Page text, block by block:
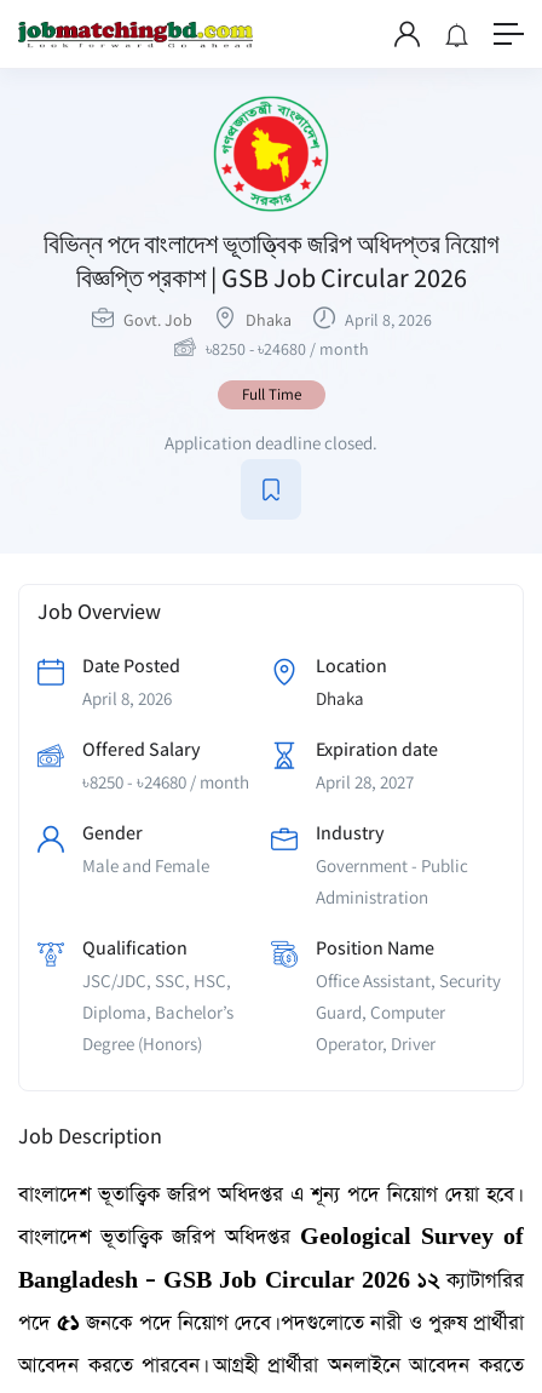
বিভিন্ন পদে বাংলাদেশ ভূতাত্ত্বিক জরিপ অধিদপ্তর নিয়োগ
বিজ্ঞপ্তি প্রকাশ | GSB Job Circular 2026
Govt. Job Dhaka
April 8, 2026
৳8250-৳24680/ month
Full Time
Application deadline closed.
Job Overview
Date Posted
April 8, 2026
Location
Dhaka
Offered Salary
৳8250- ৳24680 / month
Expiration date
April 28, 2027
Gender
Male and Female
Industry
Government - Public
Administration
Qualification
JSC/JDC, SSC, HSC,
Diploma, Bachelor’s
Degree (Honors)
Position Name
Office Assistant, Security
Guard, Computer
Operator, Driver
Job Description
বাংলাদেশ ভূতাত্ত্বিক জরিপ অধিদপ্তর এ শূন্য পদে নিয়োগ দেয়া হবে।
বাংলাদেশ ভূতাত্ত্বিক জরিপ অধিদপ্তর Geological Survey of
Bangladesh – GSB Job Circular2026 ১২ক্যাটাগরির
পদে৫১জনকে পদে নিয়োগ দেবে। পদগুলোতে নারী ও পুরুষ প্রার্থীরা
আবেদন করতে পারবেন। আগ্রহী প্রার্থীরা অনলাইনে আবেদন করতে